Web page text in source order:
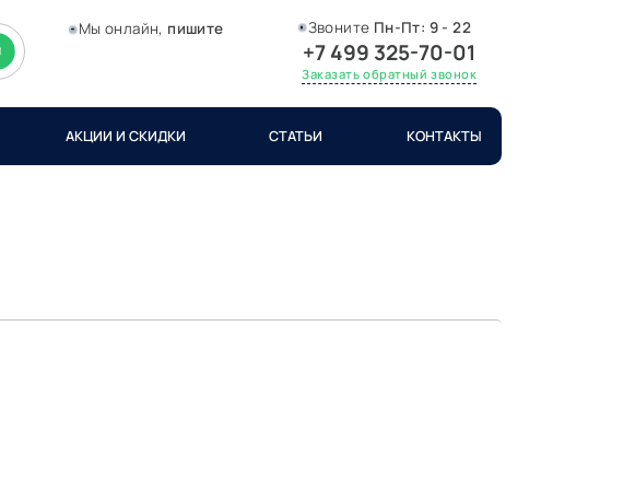
Мы онлайн, пишите Звоните Пн-Пт: 9 - 22
+7 499 325-70-01
Заказать обратный звонок
АКЦИИ И СКИДКИ СТАТЬИ КОНТАКТЫ